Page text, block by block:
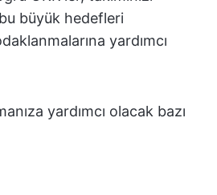
büyük hedefleri
yardımcı
yardımcı olacak bazı